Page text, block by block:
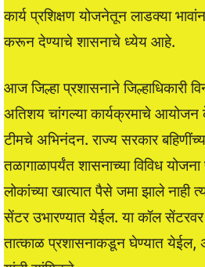
कार्य प्रशिक्षण योजनेतून लाडक्या
करून देण्याचे शासनाचे ध्येय आहे.
आज जिल्हा प्रशासनाने जिल्हाधिकारी
अतिशय चांगल्या कार्यक्रमाचे आयोजन
टीमचे अभिनंदन. राज्य सरकार
तळागाळापर्यंत शासनाच्या विविध
लोकांच्या खात्यात पैसे जमा झाले नाही
सेंटर उभारण्यात येईल. या कॉल
तात्काळ प्रशासनाकडून घेण्यात येईल,